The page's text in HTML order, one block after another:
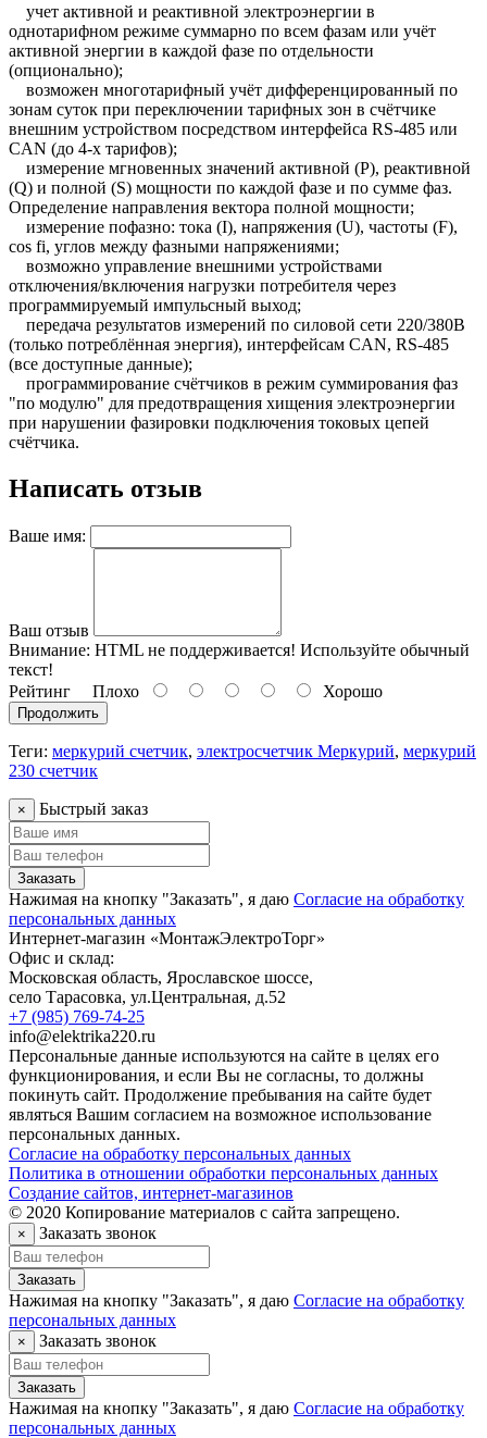
учет активной и реактивной электроэнергии в
однотарифном режиме суммарно по всем фазам или учёт
активной энергии в каждой фазе по отдельности
(опционально);
возможен многотарифный учёт дифференцированный по
зонам суток при переключении тарифных зон в счётчике
внешним устройством посредством интерфейса RS-485 или
CAN (до 4-х тарифов);
измерение мгновенных значений активной (P), реактивной
(Q) и полной (S) мощности по каждой фазе и по сумме фаз.
Определение направления вектора полной мощности;
измерение пофазно: тока (I), напряжения (U), частоты (F),
cos fi, углов между фазными напряжениями;
возможно управление внешними устройствами
отключения/включения нагрузки потребителя через
программируемый импульсный выход;
передача результатов измерений по силовой сети 220/380В
(только потреблённая энергия), интерфейсам CAN, RS-485
(все доступные данные);
программирование счётчиков в режим суммирования фаз
"по модулю" для предотвращения хищения электроэнергии
при нарушении фазировки подключения токовых цепей
счётчика.
Написать отзыв
Ваше имя:
Ваш отзыв
Внимание: HTML не поддерживается! Используйте обычный
текст!
Рейтинг Плохо Хорошо
Продолжить
Теги: меркурий счетчик, электросчетчик Меркурий, меркурий
230 счетчик
× Быстрый заказ
Заказать
Нажимая на кнопку "Заказать", я даю Согласие на обработку
персональных данных
Интернет-магазин «МонтажЭлектроТорг»
Офис и склад:
Московская область, Ярославское шоссе,
село Тарасовка, ул.Центральная, д.52
+7 (985) 769-74-25
info@elektrika220.ru
Персональные данные используются на сайте в целях его
функционирования, и если Вы не согласны, то должны
покинуть сайт. Продолжение пребывания на сайте будет
являться Вашим согласием на возможное использование
персональных данных.
Согласие на обработку персональных данных
Политика в отношении обработки персональных данных
Создание сайтов, интернет-магазинов
© 2020 Копирование материалов с сайта запрещено.
× Заказать звонок
Заказать
Нажимая на кнопку "Заказать", я даю Согласие на обработку
персональных данных
× Заказать звонок
Заказать
Нажимая на кнопку "Заказать", я даю Согласие на обработку
персональных данных